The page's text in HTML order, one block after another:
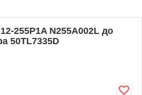
255P1A N255A002L до
50TL7335D